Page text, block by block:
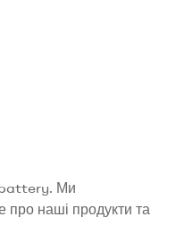
Ми
про наші продукти та